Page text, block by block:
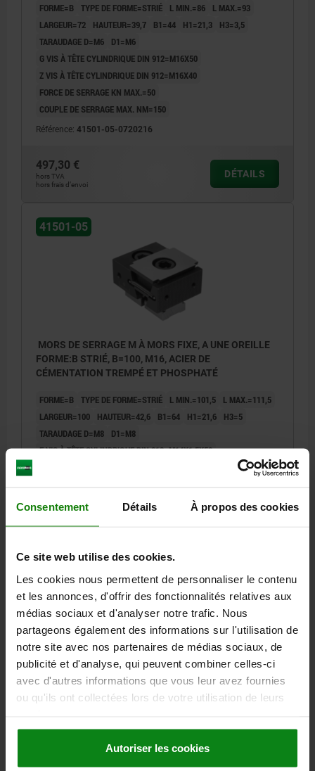
Consentement Détails À propos des cookies
Ce site web utilise des cookies.
Les cookies nous permettent de personnaliser le contenu
et les annonces, d'offrir des fonctionnalités relatives aux
médias sociaux et d'analyser notre trafic. Nous
partageons également des informations sur l'utilisation de
notre site avec nos partenaires de médias sociaux, de
publicité et d'analyse, qui peuvent combiner celles-ci
avec d'autres informations que vous leur avez fournies
ou qu'ils ont collectées lors de votre utilisation de leurs
Autoriser les cookies
FORME=B TYPE DE FORME=STRIÉ L MIN.=86
L MAX.=93
LARGEUR=72
HAUTEUR=39,7 B1=44 H1=21,3
H3=3,5
TARAUDAGE D=M6
D1=M6
G VIS À TÊTE CYLINDRIQUE DIN 912=M16X50
Z VIS À TÊTE CYLINDRIQUE DIN 912=M16X40
FORCE DE SERRAGE KN MAX.=50
COUPLE DE SERRAGE MAX. NM=150
Référence: 41501-05-0720216
497,30 €
hors TVA
hors frais d’envoi
DÉTAILS
41501-05
MORS DE SERRAGE M À MORS FIXE, A UNE OREILLE
FORME:B STRIÉ, B=100, M16, ACIER DE
CÉMENTATION TREMPÉ ET PHOSPHATÉ
FORME=B TYPE DE FORME=STRIÉ L MIN.=101,5
L MAX.=111,5
LARGEUR=100
HAUTEUR=42,6 B1=64 H1=21,6
H3=5
TARAUDAGE D=M8
D1=M8
F VIS À TÊTE CYLINDRIQUE DIN 912=M14X1,5X50
COUPLE DE SERRAGE MAX. NM=150
640,56 €
hors frais d’envoi
41501-05
FORME:C PALIER 2MM, B=50, M12, ACIER DE
CÉMENTATION TREMPÉ ET PHOSPHATÉ